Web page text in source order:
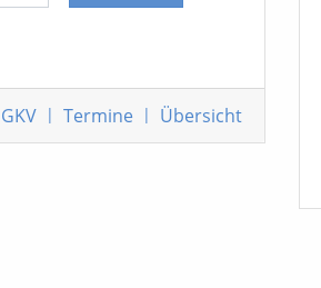
| Termine | Übersicht